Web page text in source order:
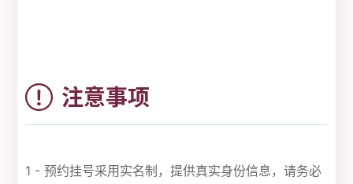
注意事项
1 - 预约挂号采用实名制，提供真实身份信息，请务必